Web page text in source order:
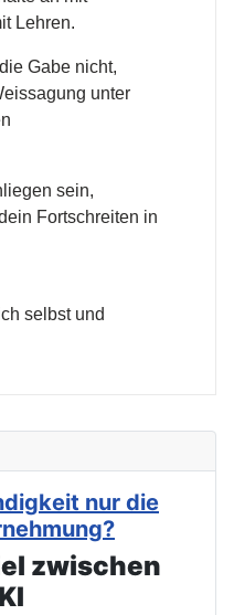
Lehren.
Gabe nicht,
unter
sein,
Fortschreiten in
selbst und
nur die
zwischen